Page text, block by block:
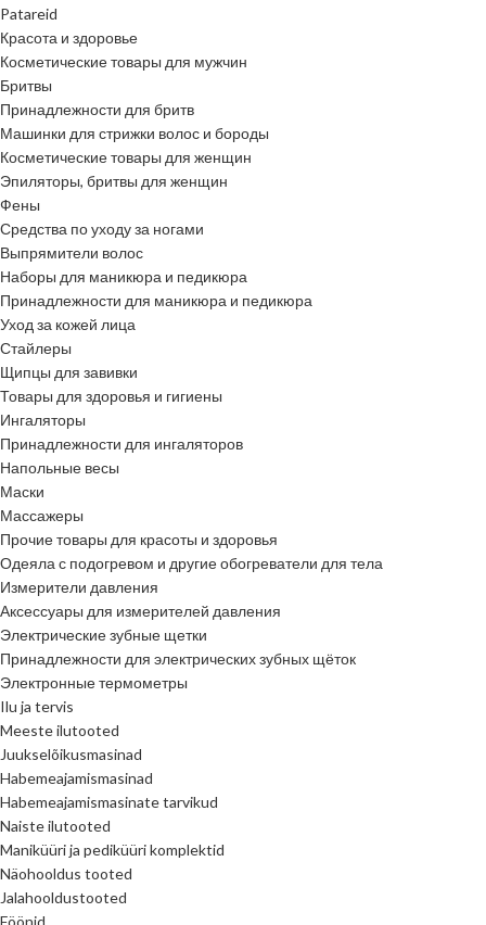
Patareid
Красота и здоровье
Косметические товары для мужчин
Бритвы
Принадлежности для бритв
Машинки для стрижки волос и бороды
Косметические товары для женщин
Эпиляторы, бритвы для женщин
Фены
Средства по уходу за ногами
Выпрямители волос
Наборы для маникюра и педикюра
Принадлежности для маникюра и педикюра
Уход за кожей лица
Стайлеры
Щипцы для завивки
Товары для здоровья и гигиены
Ингаляторы
Принадлежности для ингаляторов
Напольные весы
Маски
Массажеры
Прочие товары для красоты и здоровья
Одеяла с подогревом и другие обогреватели для тела
Измерители давления
Аксессуары для измерителей давления
Электрические зубные щетки
Принадлежности для электрических зубных щёток
Электронные термометры
Ilu ja tervis
Meeste ilutooted
Juukselõikusmasinad
Habemeajamismasinad
Habemeajamismasinate tarvikud
Naiste ilutooted
Maniküüri ja pediküüri komplektid
Näohooldus tooted
Jalahooldustooted
Föönid